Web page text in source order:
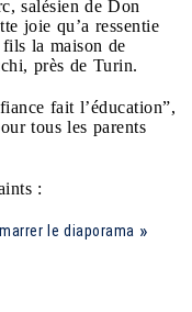
salésien de Don
joie qu’a ressentie
la maison de
près de Turin.
fait l’éducation”,
tous les parents
:
le diaporama